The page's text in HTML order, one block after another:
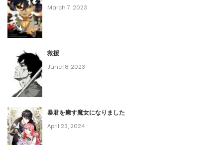
第109話
July 23, 2024
第108話
July 23, 2024
第107話
July 23, 2024
第106話
March 7, 2023
救援
June 18, 2023
暴君を癒す魔女になりました
April 23, 2024